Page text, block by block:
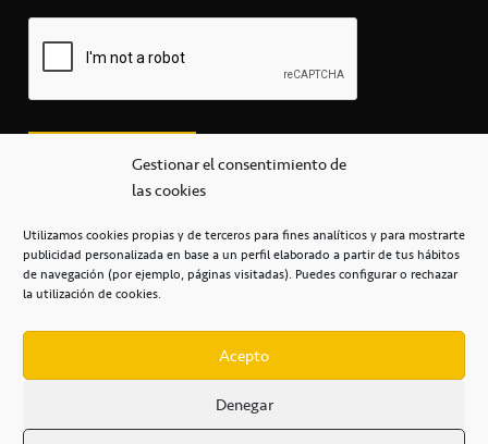
Gestionar el consentimiento de
las cookies
Utilizamos cookies propias y de terceros para fines analíticos y para mostrarte
publicidad personalizada en base a un perfil elaborado a partir de tus hábitos
de navegación (por ejemplo, páginas visitadas). Puedes configurar o rechazar
la utilización de cookies.
Acepto
Denegar
secretaria@cbcanarias.es
+34 922 253 684
Casa del Deporte / 38108 – La Laguna
POLÍTICA DE PRIVACIDAD / POLÍTICA DE COOKIES /